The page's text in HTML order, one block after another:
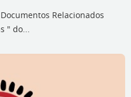
Relacionados
" do...